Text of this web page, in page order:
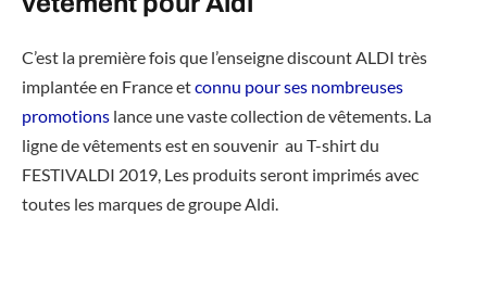
C’est la première fois que l’enseigne discount ALDI très
implantée en France etconnu pour ses nombreuses
promotions lance une vaste collection de vêtements. La
ligne de vêtements est en souvenir au T-shirt du
FESTIVALDI 2019, Les produits seront imprimés avec
toutes les marques de groupe Aldi.